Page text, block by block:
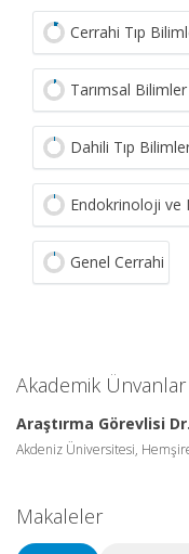
Cerrahi Tıp
Tarımsal Bilimler
Dahili Tıp
Endokrinoloji ve
Genel Cerrahi
Akademik
Araştırma Görevlisi Dr.
Akdeniz Üniversitesi,
Makaleler